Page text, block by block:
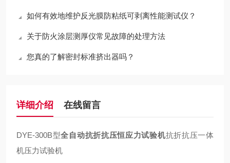
如何有效地维护反光膜防粘纸可剥离性能测试仪？
关于防火涂层测厚仪常见故障的处理方法
您真的了解密封标准挤出器吗？
详细介绍 在线留言
DYE-300B型全自动抗折抗压恒应力试验机抗折抗压一体
机压力试验机